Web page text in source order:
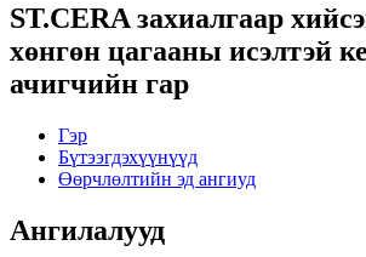
ST.CERA захиалгаар
хөнгөн цагааны исэлтэй
ачигчийн гар
Гэр
Бүтээгдэхүүнүүд
Өөрчлөлтийн эд ангиуд
Ангилалууд